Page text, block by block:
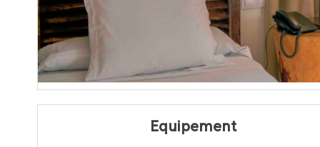
Equipement